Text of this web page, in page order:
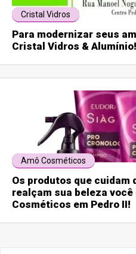
Cristal Vidros
Para modernizar seus
Cristal Vidros & Alumínio!
Amô Cosméticos
Os produtos que cuidam
realçam sua beleza
Cosméticos em Pedro II!